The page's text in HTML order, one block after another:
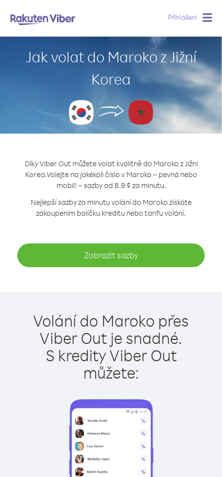
Přihlášení
Jak volat do Maroko z Jižní
Korea
Díky Viber Out můžete volat kvalitně do Maroko z Jižní
Korea.Volejte na jakékoli číslo v Maroko – pevná nebo
mobil! – sazby od 8.9 ¢ za minutu.
Nejlepší sazby za minutu volání do Maroko získáte
zakoupením balíčku kreditu nebo tarifu volání.
Zobrazit sazby
Volání do Maroko přes
Viber Out je snadné.
S kredity Viber Out
můžete: